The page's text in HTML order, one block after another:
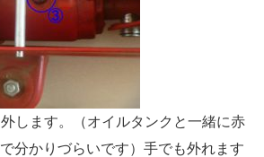
外します。（オイルタンクと一緒に赤
分かりづらいです）手でも外れます